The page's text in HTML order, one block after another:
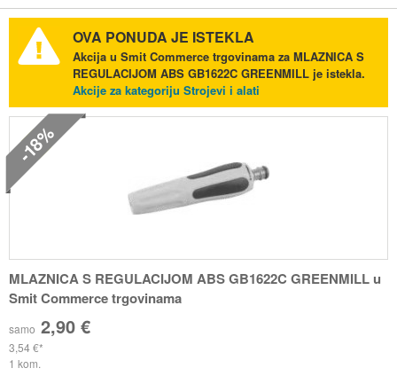
OVA PONUDA JE ISTEKLA
Akcija u Smit Commerce trgovinama za MLAZNICA S
REGULACIJOM ABS GB1622C GREENMILL je istekla.
Akcije za kategoriju Strojevi i alati
-18%
MLAZNICA S REGULACIJOM ABS GB1622C GREENMILL u
Smit Commerce trgovinama
samo 2,90 €
3,54 €
1 kom.